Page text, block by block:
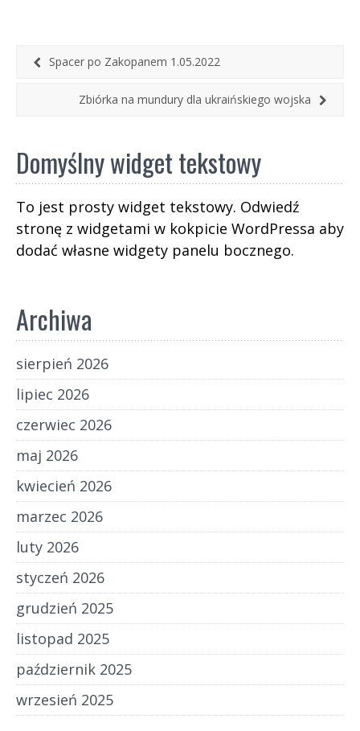
Spacer po Zakopanem 1.05.2022
Zbiórka na mundury dla ukraińskiego wojska
Domyślny widget tekstowy
To jest prosty widget tekstowy. Odwiedź
stronę z widgetami w kokpicie WordPressa aby
dodać własne widgety panelu bocznego.
Archiwa
sierpień 2026
lipiec 2026
czerwiec 2026
maj 2026
kwiecień 2026
marzec 2026
luty 2026
styczeń 2026
grudzień 2025
listopad 2025
październik 2025
wrzesień 2025